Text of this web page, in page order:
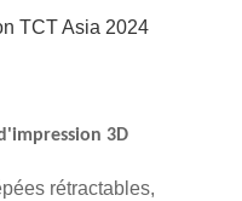
3D
rétractables,